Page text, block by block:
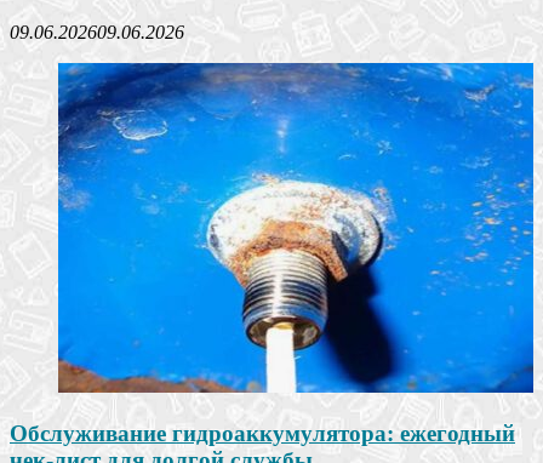
09.06.202609.06.2026
Обслуживание гидроаккумулятора: ежегодный